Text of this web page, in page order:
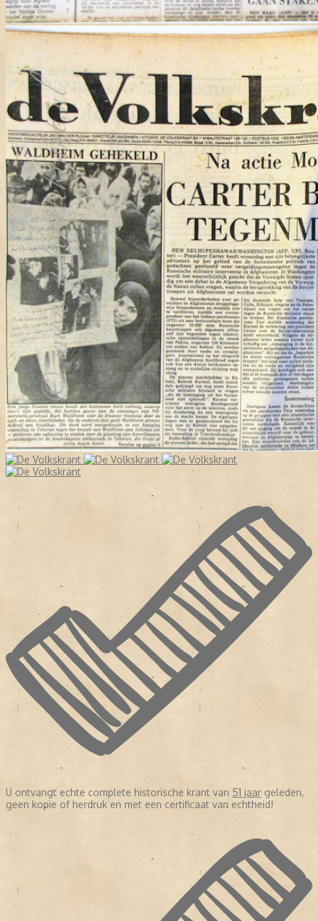
U ontvangt echte complete historische krant van 51 jaar geleden,
geen kopie of herdruk en met een certificaat van echtheid!